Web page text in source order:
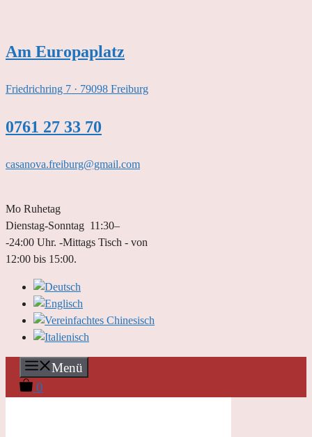
springen
Am Europaplatz
Friedrichring 7 · 79098 Freiburg
0761 27 33 70
casanova.freiburg@gmail.com
Mo Ruhetag
Dienstag-Sonntag 11:30–
-24:00 Uhr. -Mittags Tisch - von
12:00 bis 15:00.
Menü
0